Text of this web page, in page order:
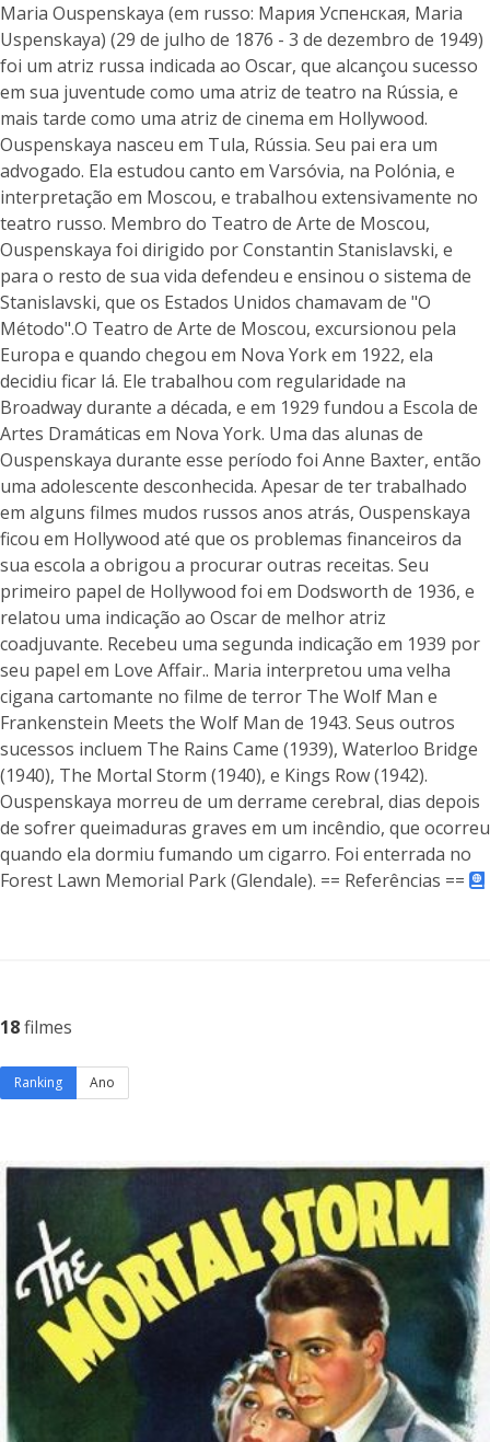
Maria Ouspenskaya (em russo: Мария Успенская, Maria
Uspenskaya) (29 de julho de 1876 - 3 de dezembro de 1949)
foi um atriz russa indicada ao Oscar, que alcançou sucesso
em sua juventude como uma atriz de teatro na Rússia, e
mais tarde como uma atriz de cinema em Hollywood.
Ouspenskaya nasceu em Tula, Rússia. Seu pai era um
advogado. Ela estudou canto em Varsóvia, na Polónia, e
interpretação em Moscou, e trabalhou extensivamente no
teatro russo. Membro do Teatro de Arte de Moscou,
Ouspenskaya foi dirigido por Constantin Stanislavski, e
para o resto de sua vida defendeu e ensinou o sistema de
Stanislavski, que os Estados Unidos chamavam de "O
Método".O Teatro de Arte de Moscou, excursionou pela
Europa e quando chegou em Nova York em 1922, ela
decidiu ficar lá. Ele trabalhou com regularidade na
Broadway durante a década, e em 1929 fundou a Escola de
Artes Dramáticas em Nova York. Uma das alunas de
Ouspenskaya durante esse período foi Anne Baxter, então
uma adolescente desconhecida. Apesar de ter trabalhado
em alguns filmes mudos russos anos atrás, Ouspenskaya
ficou em Hollywood até que os problemas financeiros da
sua escola a obrigou a procurar outras receitas. Seu
primeiro papel de Hollywood foi em Dodsworth de 1936, e
relatou uma indicação ao Oscar de melhor atriz
coadjuvante. Recebeu uma segunda indicação em 1939 por
seu papel em Love Affair.. Maria interpretou uma velha
cigana cartomante no filme de terror The Wolf Man e
Frankenstein Meets the Wolf Man de 1943. Seus outros
sucessos incluem The Rains Came (1939), Waterloo Bridge
(1940), The Mortal Storm (1940), e Kings Row (1942).
Ouspenskaya morreu de um derrame cerebral, dias depois
de sofrer queimaduras graves em um incêndio, que ocorreu
quando ela dormiu fumando um cigarro. Foi enterrada no
Forest Lawn Memorial Park (Glendale). == Referências ==
18filmes
Ranking Ano